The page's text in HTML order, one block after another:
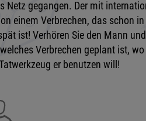
Netz gegangen. Der mit
einem Verbrechen, das schon
ist! Verhören Sie den Mann
Verbrechen geplant ist,
er benutzen will!